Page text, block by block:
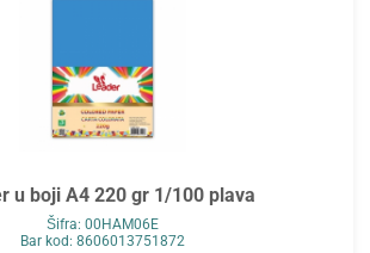
u boji A4 220 gr 1/100 plava
Šifra: 00HAM06E
Bar kod: 8606013751872